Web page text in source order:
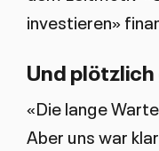
investieren»
Und
«Die lange
Aber uns war